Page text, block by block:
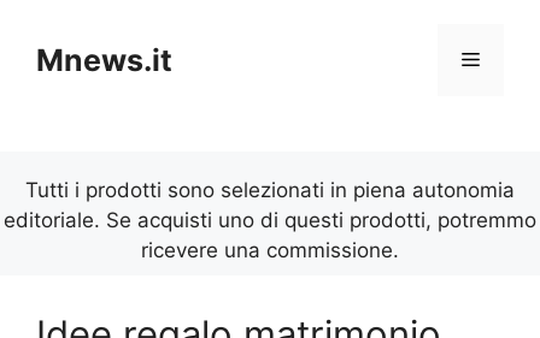
contenuto
Mnews.it Menu
Tutti i prodotti sono selezionati in piena autonomia
editoriale. Se acquisti uno di questi prodotti, potremmo
ricevere una commissione.